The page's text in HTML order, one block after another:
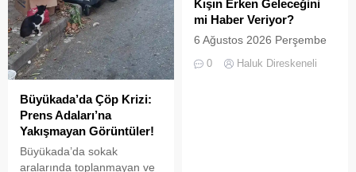
amacı, hem sülün
popülasyonunu...
Çamlimanı, bugünlerde
eşsiz manzarasıyla değil,
çevre felaketini andıran
kirliliğiyle gündemde. Bir
Büyükada’da Çöp Krizi:
Prens Adaları’na
Yakışmayan Görüntüler!
Büyükada’da sokak
aralarında toplanmayan ve
Kışın Erken Geleceğini
mi Haber Veriyor?
6 Ağustos 2026 Perşembe
14:00 sularında Büyükada
0 Haluk Direskeneli